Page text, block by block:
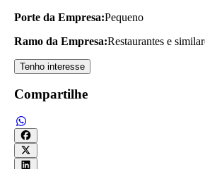
Porte da Empresa:Pequeno
Ramo da Empresa:Restaurantes e
Tenho interesse
Compartilhe